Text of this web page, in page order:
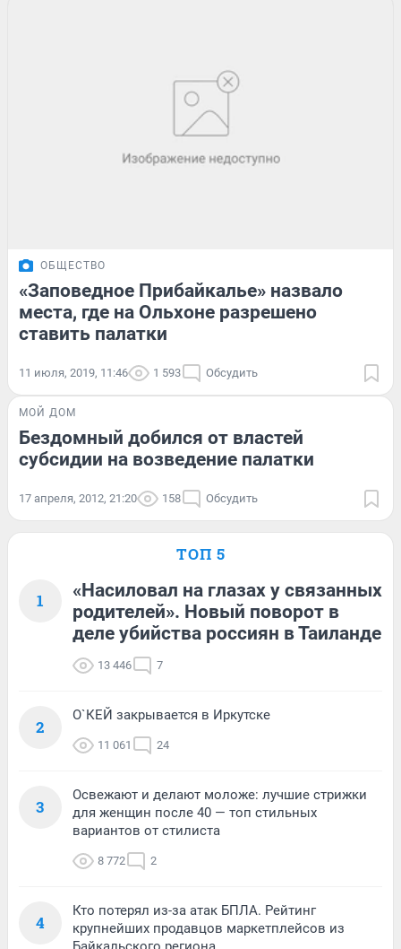
ОБЩЕСТВО
«Заповедное Прибайкалье» назвало
места, где на Ольхоне разрешено
ставить палатки
11 июля, 2019, 11:46 1 593 Обсудить
МОЙ ДОМ
Бездомный добился от властей
субсидии на возведение палатки
17 апреля, 2012, 21:20 158 Обсудить
ТОП 5
1
«Насиловал на глазах у связанных
родителей». Новый поворот в
деле убийства россиян в Таиланде
13 446 7
2
О`КЕЙ закрывается в Иркутске
11 061 24
3
Освежают и делают моложе: лучшие стрижки
для женщин после 40 — топ стильных
вариантов от стилиста
8 772 2
4
Кто потерял из-за атак БПЛА. Рейтинг
крупнейших продавцов маркетплейсов из